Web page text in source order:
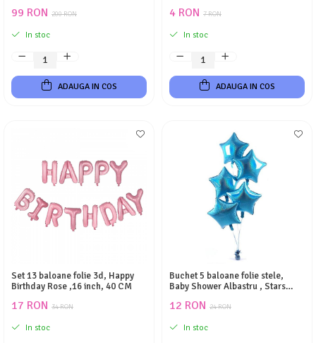
200 RON
99 RON
In stoc
ADAUGA IN COS
7 RON
4 RON
In stoc
ADAUGA IN COS
Set 13 baloane folie 3d, Happy
Birthday Rose ,16 inch, 40 CM
34 RON
17 RON
In stoc
Buchet 5 baloane folie stele,
Baby Shower Albastru , Stars
24 RON
12 RON
In stoc